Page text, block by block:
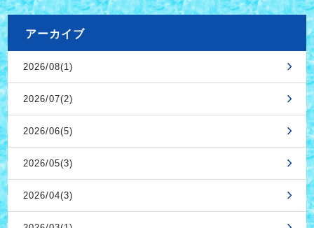
アーカイブ
2026/08(1)
2026/07(2)
2026/06(5)
2026/05(3)
2026/04(3)